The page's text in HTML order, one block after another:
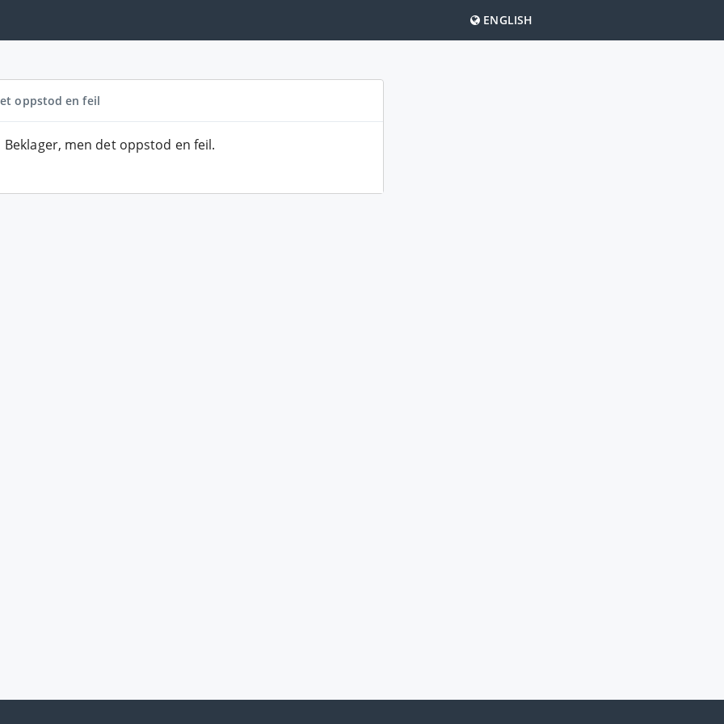
ENGLISH
oppstod en feil
Beklager, men det oppstod en feil.